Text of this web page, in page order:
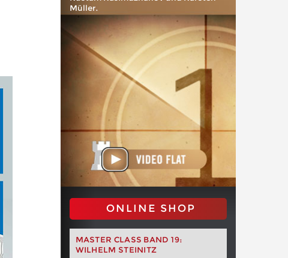
Müller.
ONLINE SHOP
MASTER CLASS BAND 19:
WILHELM STEINITZ